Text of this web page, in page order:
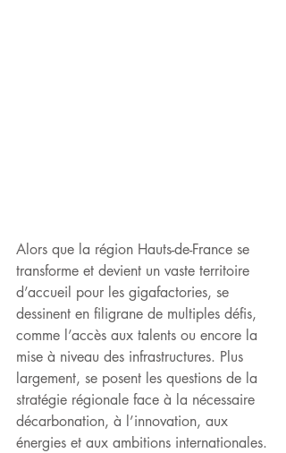
Alors que la région Hauts-de-France se
transforme et devient un vaste territoire
d’accueil pour les gigafactories, se
dessinent en filigrane de multiples défis,
comme l’accès aux talents ou encore la
mise à niveau des infrastructures. Plus
largement, se posent les questions de la
stratégie régionale face à la nécessaire
décarbonation, à l’innovation, aux
énergies et aux ambitions internationales.